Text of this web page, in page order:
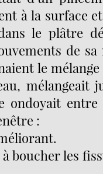
à la surface
le plâtre
de sa
le
mélangeait
ondoyait
:
boucher les